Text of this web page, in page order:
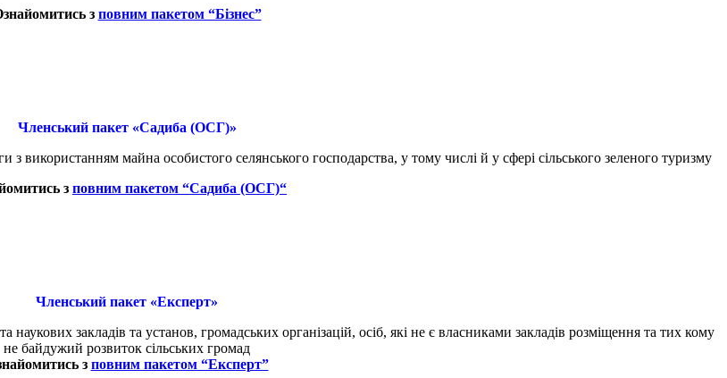
з повним пакетом “Бізнес”
Членський пакет «Садиба (ОСГ)»
використанням майна особистого селянського господарства, у тому числі й у сфері сільського зеленого туризму
з повним пакетом “Садиба (ОСГ)“
Членський пакет «Експерт»
закладів та установ, громадських організацій, осіб, які не є власниками закладів розміщення та тих кому
не байдужий розвиток сільських громад
з повним пакетом “Експерт”